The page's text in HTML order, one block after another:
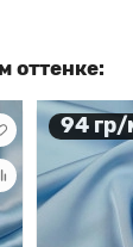
оттенке:
94 гр/